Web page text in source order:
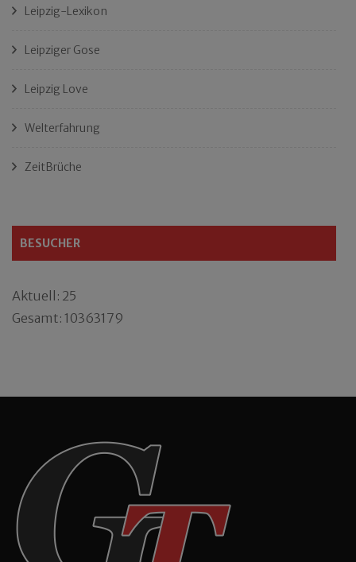
Leipzig-Lexikon
Leipziger Gose
Leipzig Love
Welterfahrung
ZeitBrüche
BESUCHER
Aktuell: 25
Gesamt: 10363179